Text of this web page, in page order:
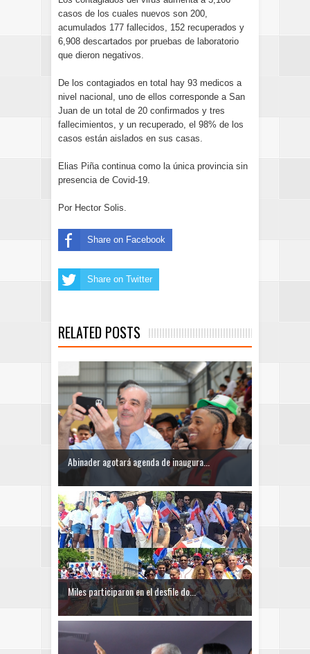
casos de los cuales nuevos son 200,
acumulados 177 fallecidos, 152 recuperados y
6,908 descartados por pruebas de laboratorio
que dieron negativos.
De los contagiados en total hay 93 medicos a
nivel nacional, uno de ellos corresponde a San
Juan de un total de 20 confirmados y tres
fallecimientos, y un recuperado, el 98% de los
casos están aislados en sus casas.
Elias Piña continua como la única provincia sin
presencia de Covid-19.
Por Hector Solis.
Share on Facebook
Share on Twitter
RELATED POSTS
Abinader agotará agenda de inaugura...
Miles participaron en el desfile do...